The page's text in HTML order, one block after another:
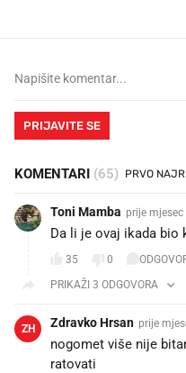
PRIJAVITE SE
KOMENTARI (65)
Toni Mamba prije mjesec
Da li je ovaj ikada bio
35 0
PRIKAŽI 3 ODGOVORA
ZH Zdravko Hrsan prije
nogomet više nije
ratovati